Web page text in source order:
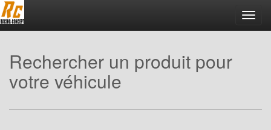
Rechercher un produit pour
votre véhicule